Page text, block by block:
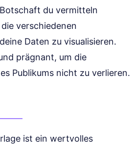
du vermitteln
verschiedenen
Daten zu visualisieren.
prägnant, um die
Publikums nicht zu verlieren.
ist ein wertvolles